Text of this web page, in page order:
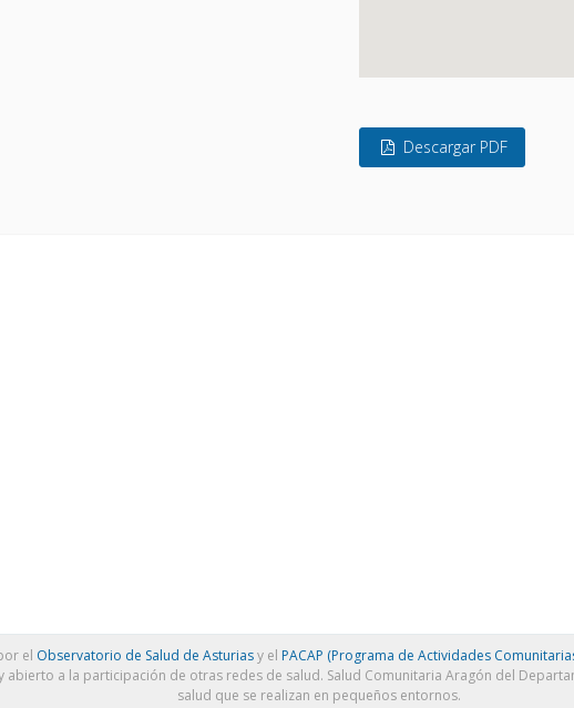
Descargar PDF
el Observatorio de Salud de Asturiasy el PACAP (Programa de Actividades
a la participación de otras redes de salud. Salud Comunitaria Aragón del
salud que se realizan en pequeños entornos.